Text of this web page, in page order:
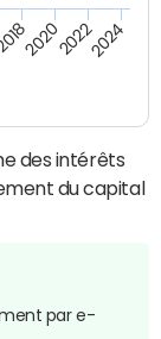
202020222024
des intérêts
du capital
par e-